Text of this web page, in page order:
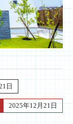
日
2025年12月21日